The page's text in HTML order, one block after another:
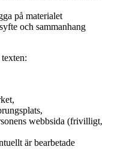
på materialet
och sammanhang
webbsida (frivilligt,
är bearbetade